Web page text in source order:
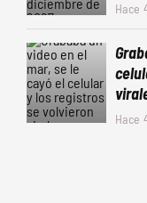
Hace
Hace